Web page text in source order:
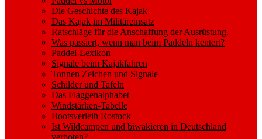
Die Geschichte des Kajak
Das Kajak im Militäreinsatz
Ratschläge für die Anschaffung der Ausrüstung.
Was passiert, wenn man beim Paddeln kentert?
Paddel-Lexikon
Signale beim Kajakfahren
Tonnen Zeichen und Signale
Schilder und Tafeln
Das Flaggenalphabet
Windstärken-Tabelle
Bootsverleih Rostock
Ist Wildcampen und biwakieren in Deutschland
verboten?